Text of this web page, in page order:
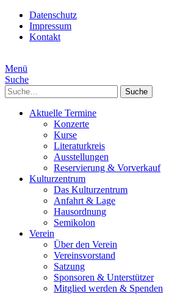
Datenschutz
Impressum
Kontakt
Menü
Suche
Suche
Aktuelle Termine
Konzerte
Kurse
Literaturkreis
Ausstellungen
Reservierung & Vorverkauf
Kulturzentrum
Das Kulturzentrum
Anfahrt & Lage
Hausordnung
Semikolon
Verein
Über den Verein
Vereinsvorstand
Satzung
Sponsoren & Unterstützer
Mitglied werden & Spenden